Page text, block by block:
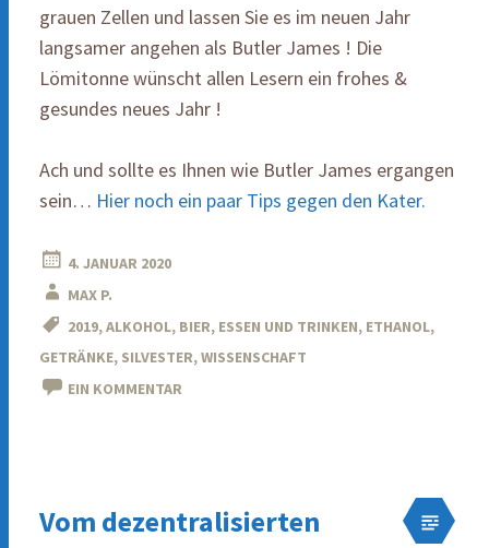
grauen Zellen und lassen Sie es im neuen Jahr
langsamer angehen als Butler James ! Die
Lömitonne wünscht allen Lesern ein frohes &
gesundes neues Jahr !
Ach und sollte es Ihnen wie Butler James ergangen
sein… Hier noch ein paar Tips gegen den Kater.
4. JANUAR 2020
MAX P.
2019,ALKOHOL, BIER, ESSEN UND TRINKEN, ETHANOL,
GETRÄNKE, SILVESTER,WISSENSCHAFT
EIN KOMMENTAR
Vom dezentralisierten